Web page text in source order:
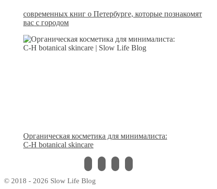
современных книг о Петербурге, которые познакомят
вас с городом
Органическая косметика для минималиста:
C-H botanical skincare
instagramvkontakte
pinterestbloglovin
© 2018 - 2026 Slow Life Blog